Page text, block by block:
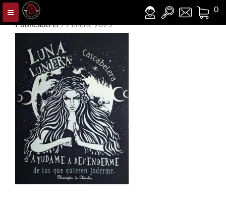
0
PXL_20250129_173734277
Publicado el29 enero, 2025